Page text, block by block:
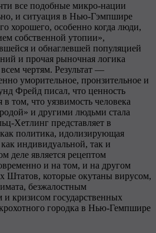
все подобные микро-нации
и ситуация в Нью-Гэмпшире
хорошего, особенно когда люди,
собственной утопии»,
и обнаглевшей популяцией
и прочая рыночная логика
всем чертям. Результат —
уморительное, пронзительное и
Фрейд писал, что ценность
том, что уязвимость человека
и другими людьми стала
Хетлинг представляет в
политика, идолизирующая
индивидуальной, так и
деле является рецептом
и на том, и на другом
Штатов, которые окутаны вирусом,
безжалостным
кризисом государственных
городка в Нью-Гемпшире